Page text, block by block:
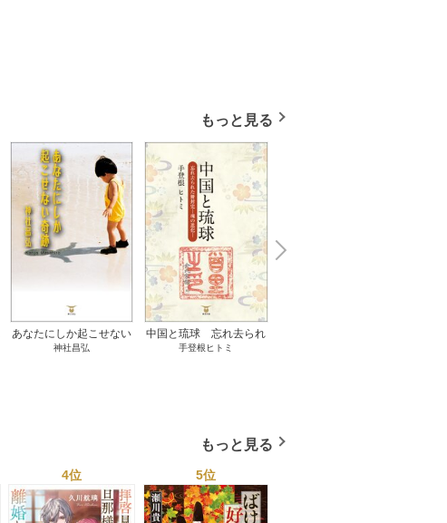
もっと見る
あなたにしか起こせない
奇跡 1巻
神社昌弘
中国と琉球 忘れ去られ
た冊封史―魂の進化― 1
手登根ヒトミ
N
e
x
t
もっと見る
4位 5位